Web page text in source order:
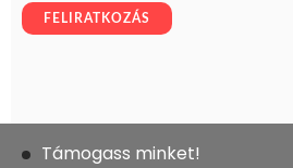
Támogass minket!